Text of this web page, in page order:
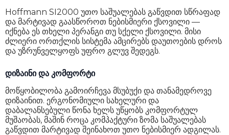
Hoffmann SI2000 უთო საშუალებას გაწვდით სწრაფად
და მარტივად გაასწოროთ ნებისმიერი ქსოვილი —
იქნება ეს თხელი პერანგი თუ სქელი ქსოვილი. მისი
ძლიერი ორთქლის სისტემა ამცირებს დაუთოების დროს
და უზრუნველყოფს უფრო გლუვ შედეგს.
დიზაინი და კომფორტი
მოწყობილობა გამოირჩევა მსუბუქი და თანამედროვე
დიზაინით. ერგონომიული სახელური და
დაბალანსებული წონა ხელს უწყობს კომფორტულ
მუშაობას, მაშინ როცა კომპაქტური ზომა საშუალებას
გაწვდით მარტივად შეინახოთ უთო ნებისმიერ ადგილას.